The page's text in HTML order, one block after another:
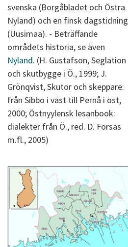
svenska (Borgåbladet och Östra
Nyland) och en finsk dagstidning
(Uusimaa). - Beträffande
områdets historia, se även
Nyland. (H. Gustafson, Seglation
och skutbygge i Ö., 1999; J.
Grönqvist, Skutor och skeppare:
från Sibbo i väst till Pernå i öst,
2000; Östnyylensk lesanbook:
dialekter från Ö., red. D. Forsas
m.fl., 2005)